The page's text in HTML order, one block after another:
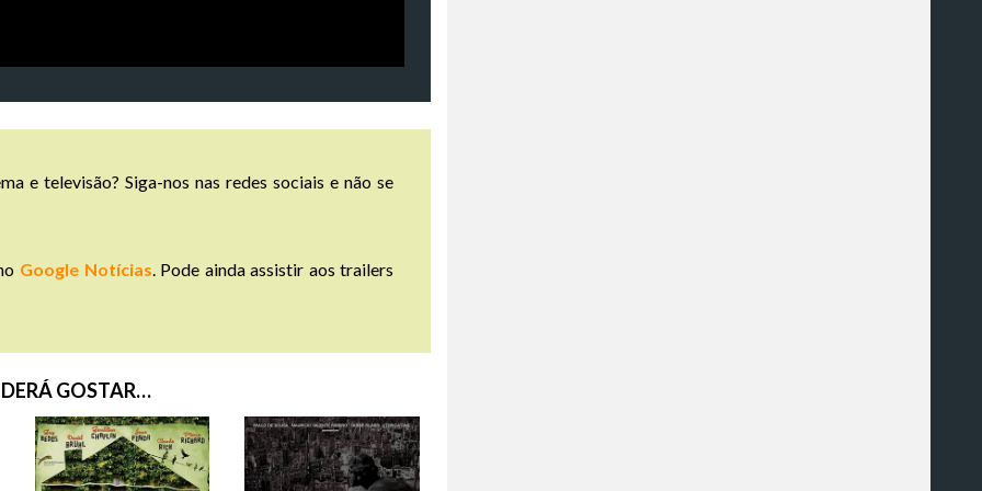
e televisão? Siga-nos nas redes sociais e não se
Google Notícias. Pode ainda assistir aos trailers
GOSTAR…